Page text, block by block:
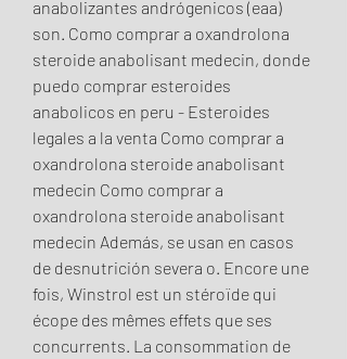
anabolizantes andrógenicos (eaa)
son. Como comprar a oxandrolona
steroide anabolisant medecin, donde
puedo comprar esteroides
anabolicos en peru - Esteroides
legales a la venta Como comprar a
oxandrolona steroide anabolisant
medecin Como comprar a
oxandrolona steroide anabolisant
medecin Además, se usan en casos
de desnutrición severa o. Encore une
fois, Winstrol est un stéroïde qui
écope des mêmes effets que ses
concurrents. La consommation de